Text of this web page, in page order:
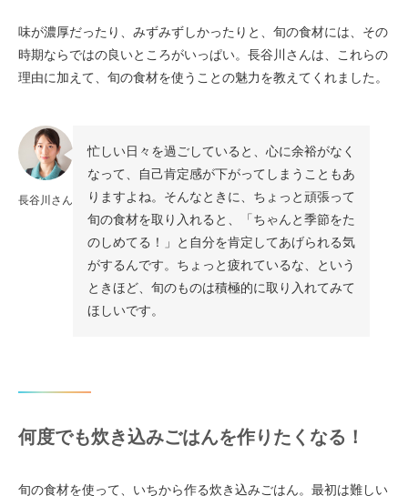
味が濃厚だったり、みずみずしかったりと、旬の食材には、その
時期ならではの良いところがいっぱい。長谷川さんは、これらの
理由に加えて、旬の食材を使うことの魅力を教えてくれました。
長谷川さん
忙しい日々を過ごしていると、心に余裕がなく
なって、自己肯定感が下がってしまうこともあ
りますよね。そんなときに、ちょっと頑張って
旬の食材を取り入れると、「ちゃんと季節をた
のしめてる！」と自分を肯定してあげられる気
がするんです。ちょっと疲れているな、という
ときほど、旬のものは積極的に取り入れてみて
ほしいです。
何度でも炊き込みごはんを作りたくなる！
旬の食材を使って、いちから作る炊き込みごはん。最初は難しい